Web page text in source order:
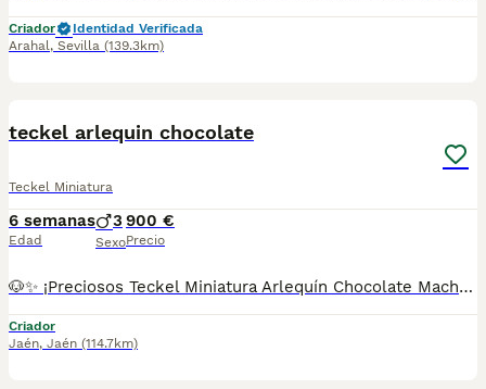
Criador
Identidad Verificada
Arahal, Sevilla (139.3km)
teckel arlequin chocolate
Teckel Miniatura
6 semanas
Edad
3
Sexo
900 €
Precio
🐶✨ ¡Preciosos Teckel Miniatura Arlequín Chocolate Machos disponibles! ✨🐶 Buscan una familia responsable y cariñosa. Son cachorros de Teckel Miniatura Arlequín Chocolate, criados con todas las garantías. ✔ Se entregan con: * Vacunas correspondientes a su edad. * Desparasitaciones al día. * Cartilla veterinaria. * Contrato de garantía. * Procedentes de centro canino autorizado con núcleo zoológico en Jaén. 📍 Centro canino en Jaén. 📞 Más información y reservas: 678 16 74 99. ¡No dejes pasar la oportunidad de llevarte a casa un compañero único y lleno de amor! 🤎🐾
Criador
Jaén, Jaén (114.7km)